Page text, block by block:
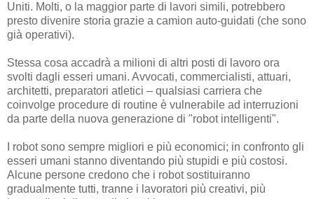
Uniti. Molti, o la maggior parte di lavori simili, potrebbero
presto divenire storia grazie a camion auto-guidati (che sono
già operativi).
Stessa cosa accadrà a milioni di altri posti di lavoro ora
svolti dagli esseri umani. Avvocati, commercialisti, attuari,
architetti, preparatori atletici – qualsiasi carriera che
coinvolge procedure di routine è vulnerabile ad interruzioni
da parte della nuova generazione di "robot intelligenti".
I robot sono sempre migliori e più economici; in confronto gli
esseri umani stanno diventando più stupidi e più costosi.
Alcune persone credono che i robot sostituiranno
gradualmente tutti, tranne i lavoratori più creativi, più